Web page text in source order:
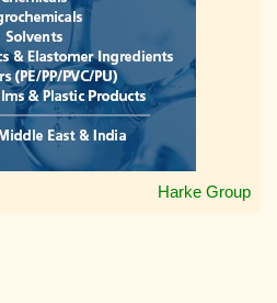
Harke Group